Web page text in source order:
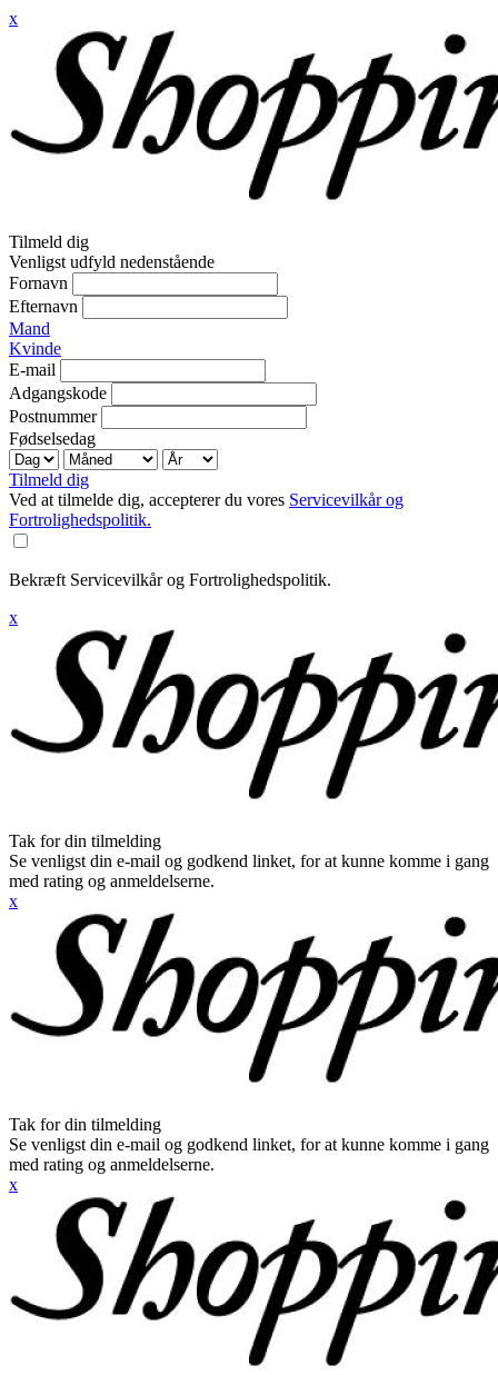
x
Tilmeld dig
Venligst udfyld nedenstående
Fornavn
Efternavn
Mand
Kvinde
E-mail
Adgangskode
Postnummer
Fødselsedag
Tilmeld dig
Ved at tilmelde dig, accepterer du vores Servicevilkår og
Fortrolighedspolitik.
Bekræft Servicevilkår og Fortrolighedspolitik.
x
Tak for din tilmelding
Se venligst din e-mail og godkend linket, for at kunne komme i gang
med rating og anmeldelserne.
x
Tak for din tilmelding
Se venligst din e-mail og godkend linket, for at kunne komme i gang
med rating og anmeldelserne.
x